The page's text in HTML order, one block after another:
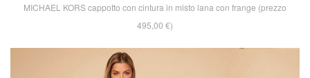
MICHAEL KORS cappotto con cintura in misto lana con frange (prezzo
495,00 €)